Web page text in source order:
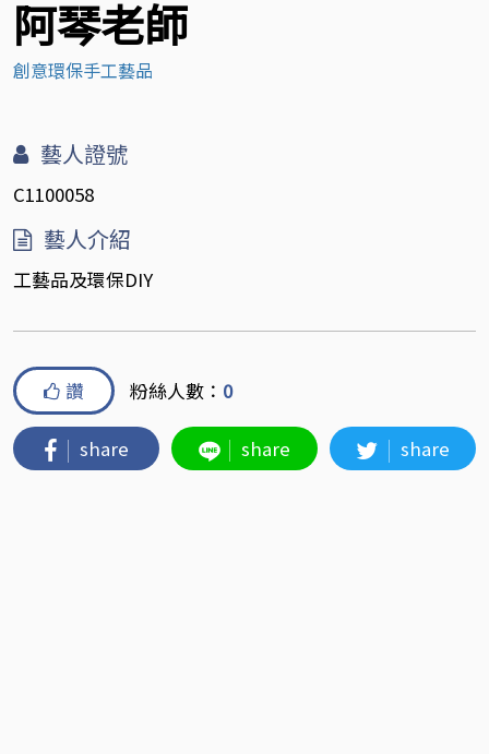
阿琴老師
創意環保手工藝品
藝人證號
C1100058
藝人介紹
工藝品及環保DIY
讚 粉絲人數： 0
share share share